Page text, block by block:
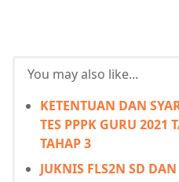
You may also like...
KETENTUAN DAN
TES PPPK GURU 2021
TAHAP 3
JUKNIS FLS2N SD